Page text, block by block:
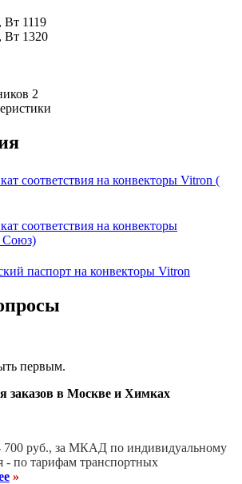
Вт 1119
Вт 1320
2
соответствия на конвекторы Vitron (
соответствия на конвекторы
Союз)
паспорт на конвекторы Vitron
первым.
заказов в Москве и Химках
700 руб., за МКАД по индивидуальному
- по тарифам транспортных
»